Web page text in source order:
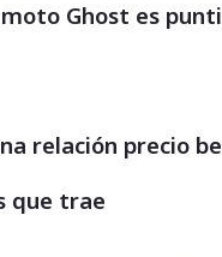
Ghost es
relación precio
que trae